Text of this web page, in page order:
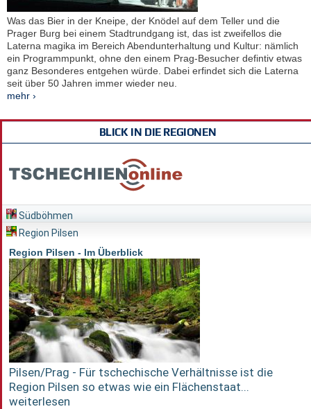
Was das Bier in der Kneipe, der Knödel auf dem Teller und die
Prager Burg bei einem Stadtrundgang ist, das ist zweifellos die
Laterna magika im Bereich Abendunterhaltung und Kultur: nämlich
ein Programmpunkt, ohne den einem Prag-Besucher defintiv etwas
ganz Besonderes entgehen würde. Dabei erfindet sich die Laterna
seit über 50 Jahren immer wieder neu.
mehr ›
BLICK IN DIE REGIONEN
Südböhmen
Region Pilsen
Region Pilsen - Im Überblick
Pilsen/Prag - Für tschechische Verhältnisse ist die
Region Pilsen so etwas wie ein Flächenstaat...
weiterlesen